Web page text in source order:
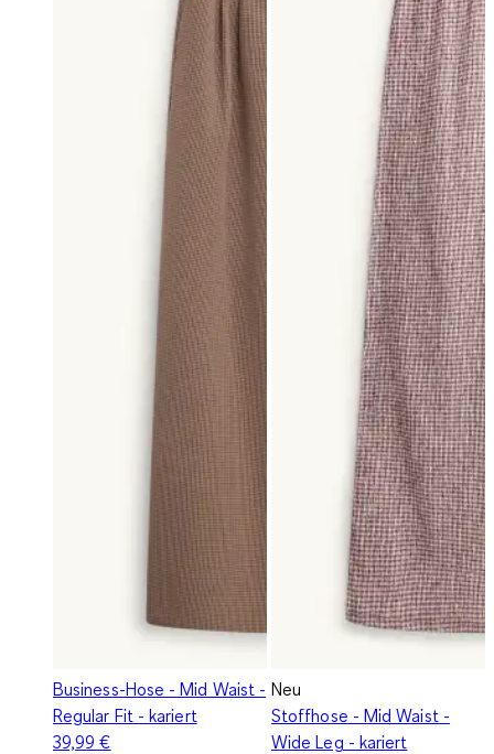
Business-Hose - Mid Waist -
Regular Fit - kariert
39,99 €
Neu
Stoffhose - Mid Waist -
Wide Leg - kariert